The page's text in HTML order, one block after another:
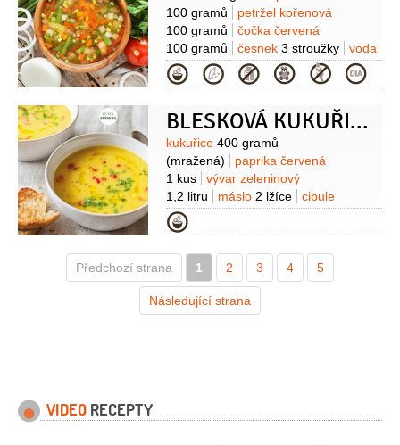
100 gramů
petržel kořenová
100 gramů
čočka červená
100 gramů
česnek 3 stroužky
voda
1,2 litru
kmín římský1/2
lžičky
(drcený)
fenykl1/2lžičky
Kategorie
BLESKOVÁ KUKUŘIČNÁ POLÉVKA
Suroviny
kukuřice 400 gramů
(mražená)
paprika červená
1 kus
vývar zeleninový
1,2 litru
máslo 2 lžíce
cibule
červená
3 stroužky
paprika chilli
Kategorie
Předchozí strana 1 2 3 4 5
Následující strana
VIDEO RECEPTY